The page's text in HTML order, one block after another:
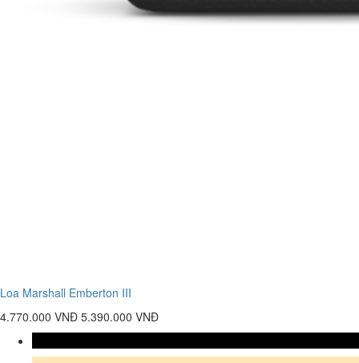
Loa Marshall Emberton III
4.770.000 VNĐ 5.390.000 VNĐ